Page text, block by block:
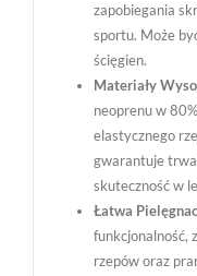
zapobiegania
sportu. Może
ścięgien.
Materiały
neoprenu w
elastycznego
gwarantuje
skuteczność w
Łatwa
funkcjonalność,
rzepów oraz